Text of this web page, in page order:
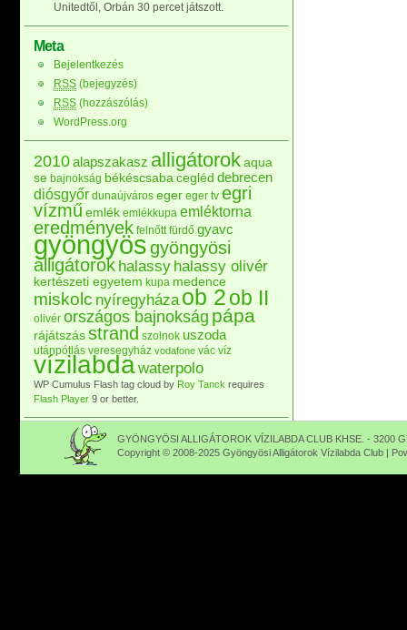
Unitedtől, Orbán 30 percet játszott.
Meta
Bejelentkezés
RSS (bejegyzés)
RSS (hozzászólás)
WordPress.org
2010alapszakasz alligátorokaqua
se bajnokság békéscsaba cegléd debrecen
diósgyőr dunaújváros eger eger tv egri
vízműemlék emlékkupa emléktorna
eredmények felnőtt fürdő gyavc
gyöngyösgyöngyösi
alligátorok halassy halassy olivér
kertészeti egyetem kupa medence
miskolc nyíregyháza ob 2ob II
olivér országos bajnokság pápa
rájátszás strand szolnok uszoda
utánpótlás veresegyház vodafone vác víz
vízilabdawaterpolo
WP Cumulus Flash tag cloud by Roy Tanck requires
Flash Player 9 or better.
GYÖNGYÖSI ALLIGÁTOROK VÍZILABDA CLUB KHSE. - 3200
Copyright © 2008-2025 Gyöngyösi Alligátorok Vízilabda Club |